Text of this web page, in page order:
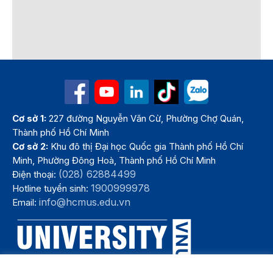
Cơ sở 1: 227 đường Nguyễn Văn Cừ, Phường Chợ Quán,
Thành phố Hồ Chí Minh
Cơ sở 2: Khu đô thị Đại học Quốc gia Thành phố Hồ Chí
Minh, Phường Đông Hoà, Thành phố Hồ Chí Minh
Điện thoại: (028) 62884499
Hotline tuyển sinh:1900999978
Email:info@hcmus.edu.vn